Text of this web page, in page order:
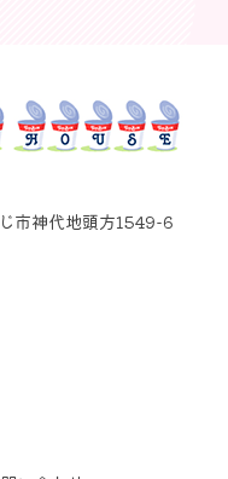
市神代地頭方1549-6